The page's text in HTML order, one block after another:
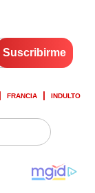
FRANCIA INDULTO